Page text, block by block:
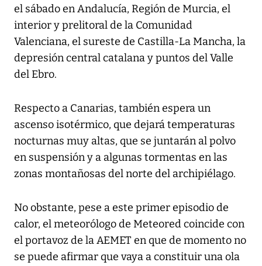
el sábado en Andalucía, Región de Murcia, el
interior y prelitoral de la Comunidad
Valenciana, el sureste de Castilla-La Mancha, la
depresión central catalana y puntos del Valle
del Ebro.
Respecto a Canarias, también espera un
ascenso isotérmico, que dejará temperaturas
nocturnas muy altas, que se juntarán al polvo
en suspensión y a algunas tormentas en las
zonas montañosas del norte del archipiélago.
No obstante, pese a este primer episodio de
calor, el meteorólogo de Meteored coincide con
el portavoz de la AEMET en que de momento no
se puede afirmar que vaya a constituir una ola